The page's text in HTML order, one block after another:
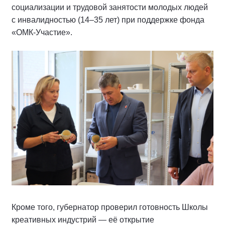
социализации и трудовой занятости молодых людей
с инвалидностью (14–35 лет) при поддержке фонда
«ОМК-Участие».
Кроме того, губернатор проверил готовность Школы
креативных индустрий — её открытие